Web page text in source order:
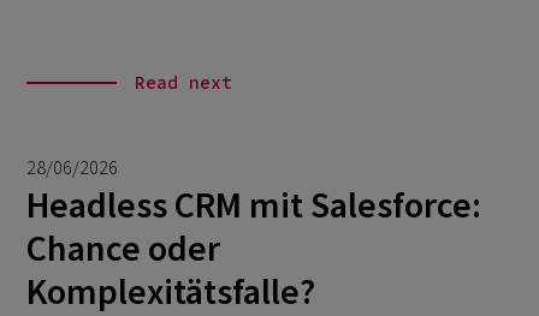
Read next
28/06/2026
Headless CRM mit Salesforce:
Chance oder
Komplexitätsfalle?